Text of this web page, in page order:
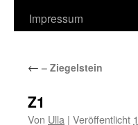
Impressum
← – Ziegelstein
Z1
Von Ulla | Veröffentlicht